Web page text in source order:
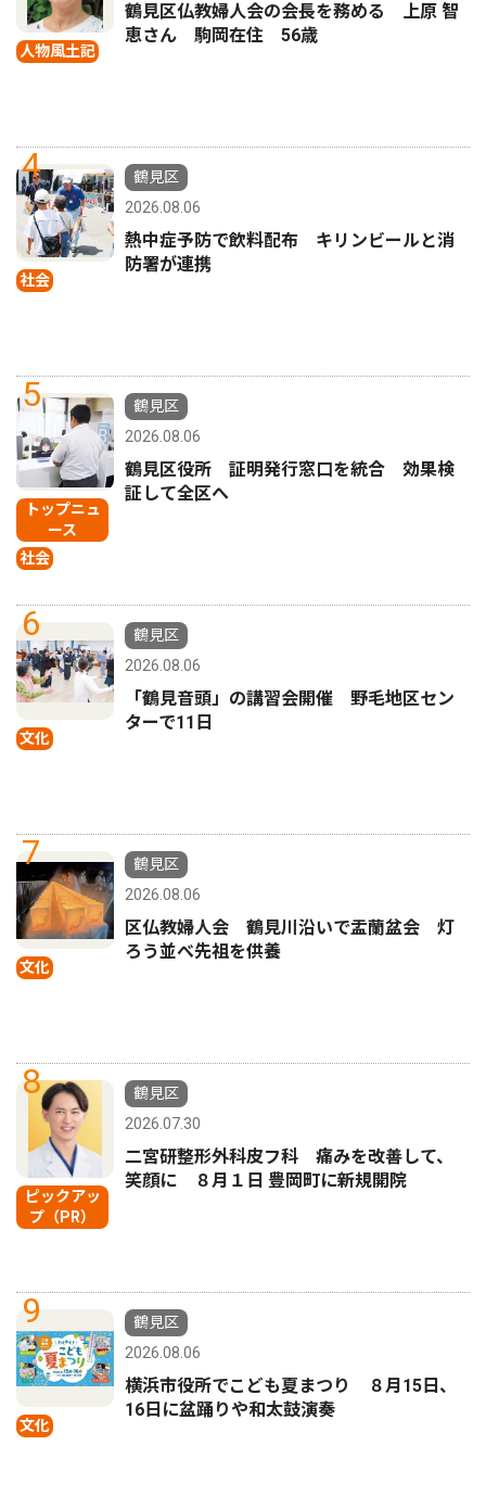
人物風土記
鶴見区仏教婦人会の会長を務める 上原 智
恵さん 駒岡在住 56歳
4
社会
鶴見区
2026.08.06
熱中症予防で飲料配布 キリンビールと消
防署が連携
5
トップニュ
ース
社会
鶴見区
2026.08.06
鶴見区役所 証明発行窓口を統合 効果検
証して全区へ
6
文化
鶴見区
2026.08.06
「鶴見音頭」の講習会開催 野毛地区セン
ターで11日
7
文化
鶴見区
2026.08.06
区仏教婦人会 鶴見川沿いで盂蘭盆会 灯
ろう並べ先祖を供養
8
ピックアッ
プ（PR）
鶴見区
2026.07.30
二宮研整形外科皮フ科 痛みを改善して、
笑顔に ８月１日 豊岡町に新規開院
9
文化
鶴見区
2026.08.06
横浜市役所でこども夏まつり ８月15日、
16日に盆踊りや和太鼓演奏